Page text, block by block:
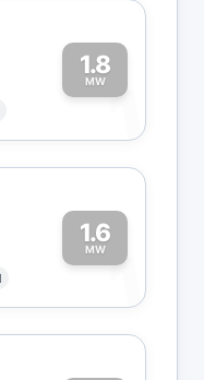
1.8
MW1
1.6
MW1